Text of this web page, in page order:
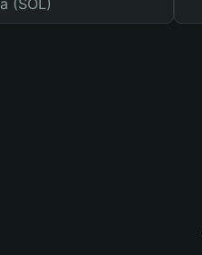
(SOL)